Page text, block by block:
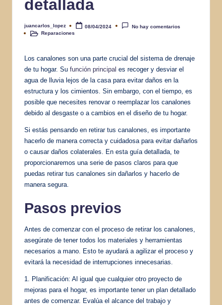
detallada
Publicado
por
juancarlos_lopez 08/04/2024
No hay comentarios
PublicadoReparaciones
Los canalones son una parte crucial del sistema de drenaje
de tu hogar. Su función principal es recoger y desviar el
agua de lluvia lejos de la casa para evitar daños en la
estructura y los cimientos. Sin embargo, con el tiempo, es
posible que necesites renovar o reemplazar los canalones
debido al desgaste o a cambios en el diseño de tu hogar.
Si estás pensando en retirar tus canalones, es importante
hacerlo de manera correcta y cuidadosa para evitar dañarlos
o causar daños colaterales. En esta guía detallada, te
proporcionaremos una serie de pasos claros para que
puedas retirar tus canalones sin dañarlos y hacerlo de
manera segura.
Pasos previos
Antes de comenzar con el proceso de retirar los canalones,
asegúrate de tener todos los materiales y herramientas
necesarios a mano. Esto te ayudará a agilizar el proceso y
evitará la necesidad de interrupciones innecesarias.
1. Planificación: Al igual que cualquier otro proyecto de
mejoras para el hogar, es importante tener un plan detallado
antes de comenzar. Evalúa el alcance del trabajo y